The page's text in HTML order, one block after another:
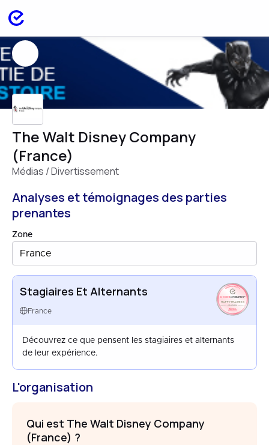
The Walt Disney Company
(France)
Médias / Divertissement
Analyses et témoignages des parties
prenantes
Zone
France
Stagiaires Et Alternants
France
HAPPYTRAINEES
FRANCE
AUG 2025
Découvrez ce que pensent les stagiaires et alternants
de leur expérience.
L'organisation
Qui est The Walt Disney Company
(France) ?